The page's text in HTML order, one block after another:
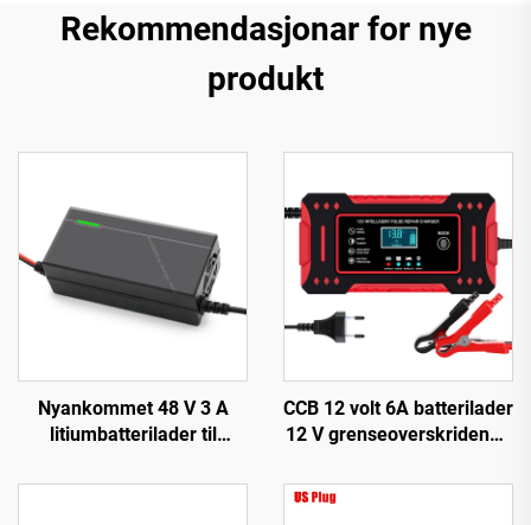
Rekommendasjonar for nye
produkt
Nyankommet 48 V 3 A
litiumbatterilader til
54,6 V 58,8 V 54,75 V 58,4
CCB 12 volt 6A batterilader
12 V grenseoverskridende
flere enheter lading